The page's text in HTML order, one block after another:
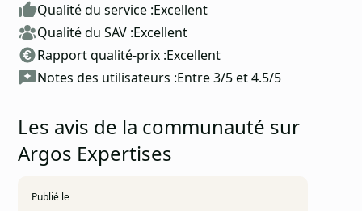
Qualité du service :Excellent
Qualité du SAV :Excellent
Rapport qualité-prix :Excellent
Notes des utilisateurs :Entre 3/5 et 4.5/5
Les avis de la communauté sur
Argos Expertises
Publié le